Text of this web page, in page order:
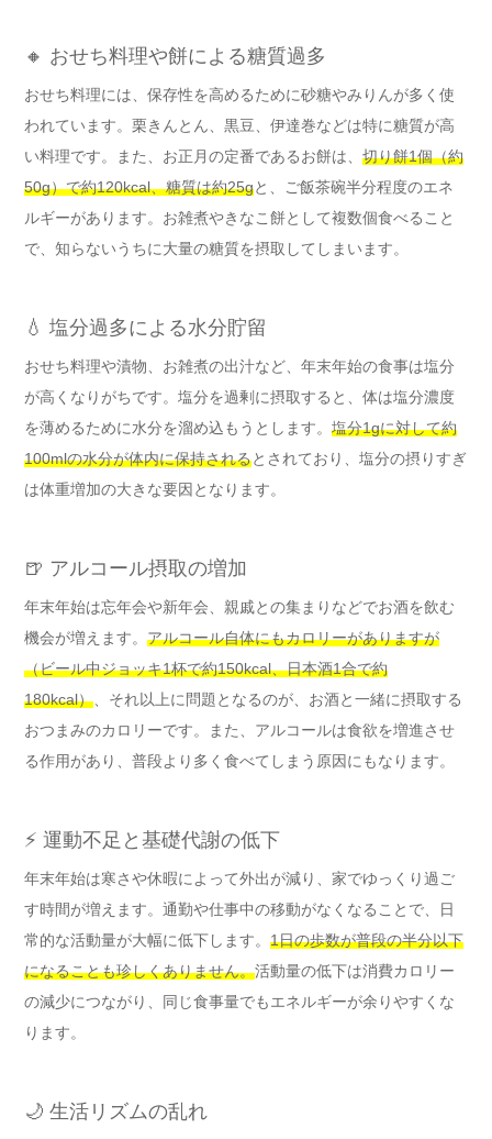
🔸 おせち料理や餅による糖質過多
おせち料理には、保存性を高めるために砂糖やみりんが多く使
われています。栗きんとん、黒豆、伊達巻などは特に糖質が高
い料理です。また、お正月の定番であるお餅は、 切り餅1個（約
50g）で約120kcal、糖質は約25gと、ご飯茶碗半分程度のエネ
ルギーがあります。お雑煮やきなこ餅として複数個食べること
で、知らないうちに大量の糖質を摂取してしまいます。
💧 塩分過多による水分貯留
おせち料理や漬物、お雑煮の出汁など、年末年始の食事は塩分
が高くなりがちです。塩分を過剰に摂取すると、体は塩分濃度
を薄めるために水分を溜め込もうとします。 塩分1gに対して約
100mlの水分が体内に保持されるとされており、塩分の摂りすぎ
は体重増加の大きな要因となります。
🍺 アルコール摂取の増加
年末年始は忘年会や新年会、親戚との集まりなどでお酒を飲む
機会が増えます。 アルコール自体にもカロリーがありますが
（ビール中ジョッキ1杯で約150kcal、日本酒1合で約
180kcal） 、それ以上に問題となるのが、お酒と一緒に摂取する
おつまみのカロリーです。また、アルコールは食欲を増進させ
る作用があり、普段より多く食べてしまう原因にもなります。
⚡ 運動不足と基礎代謝の低下
年末年始は寒さや休暇によって外出が減り、家でゆっくり過ご
す時間が増えます。通勤や仕事中の移動がなくなることで、日
常的な活動量が大幅に低下します。 1日の歩数が普段の半分以下
になることも珍しくありません。活動量の低下は消費カロリー
の減少につながり、同じ食事量でもエネルギーが余りやすくな
ります。
🌙 生活リズムの乱れ